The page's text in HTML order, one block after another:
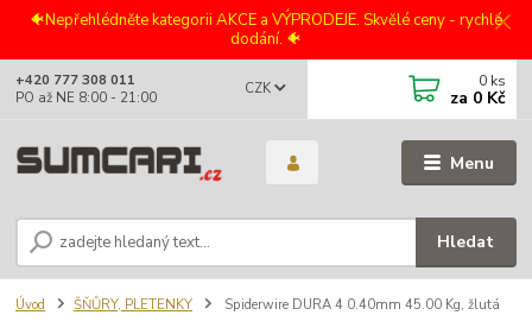
🐠Nepřehlédněte kategorii AKCE a VÝPRODEJE. Skvělé ceny - rychlé
dodání. 🐠
Menu
CZK
Hledat
+420 777 308 011
PO až NE 8:00 - 21:00
0 ks
za 0 Kč
Úvod ŠŇŮRY, PLETENKY Spiderwire DURA 4 0.40mm 45.00 Kg, žlutá